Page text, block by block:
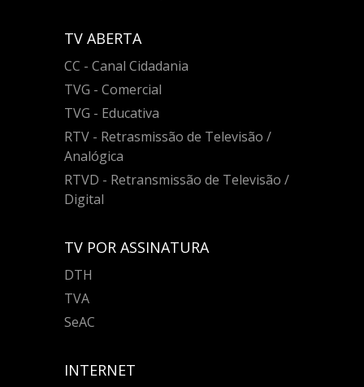
TV ABERTA
CC - Canal Cidadania
TVG - Comercial
TVG - Educativa
RTV - Retrasmissão de Televisão /
Analógica
RTVD - Retransmissão de Televisão /
Digital
TV POR ASSINATURA
DTH
TVA
SeAC
INTERNET